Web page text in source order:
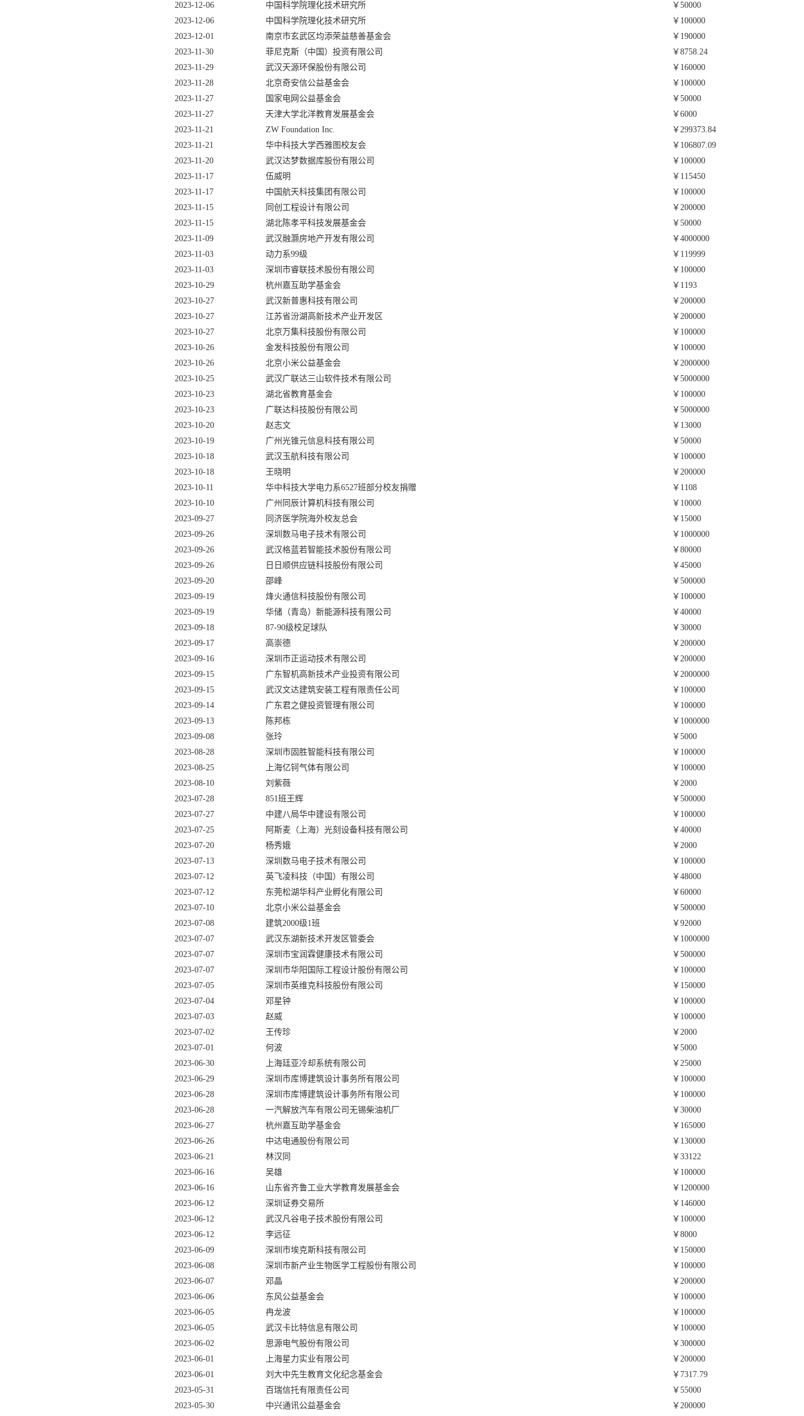
2023-12-06
中国科学院理化技术研究所
￥50000
2023-12-06
中国科学院理化技术研究所
￥100000
2023-12-01
南京市玄武区均添荣益慈善基金会
￥190000
2023-11-30
菲尼克斯（中国）投资有限公司
￥8758.24
2023-11-29
武汉天源环保股份有限公司
￥160000
2023-11-28
北京奇安信公益基金会
￥100000
2023-11-27
国家电网公益基金会
￥50000
2023-11-27
天津大学北洋教育发展基金会
￥6000
2023-11-21
ZW Foundation Inc.
￥299373.84
2023-11-21
华中科技大学西雅图校友会
￥106807.09
2023-11-20
武汉达梦数据库股份有限公司
￥100000
2023-11-17
伍威明
￥115450
2023-11-17
中国航天科技集团有限公司
￥100000
2023-11-15
同创工程设计有限公司
￥200000
2023-11-15
湖北陈孝平科技发展基金会
￥50000
2023-11-09
武汉融灏房地产开发有限公司
￥4000000
2023-11-03
动力系99级
￥119999
2023-11-03
深圳市睿联技术股份有限公司
￥100000
2023-10-29
杭州嘉互助学基金会
￥1193
2023-10-27
武汉新普惠科技有限公司
￥200000
2023-10-27
江苏省汾湖高新技术产业开发区
￥200000
2023-10-27
北京万集科技股份有限公司
￥100000
2023-10-26
金发科技股份有限公司
￥100000
2023-10-26
北京小米公益基金会
￥2000000
2023-10-25
武汉广联达三山软件技术有限公司
￥5000000
2023-10-23
湖北省教育基金会
￥100000
2023-10-23
广联达科技股份有限公司
￥5000000
2023-10-20
赵志文
￥13000
2023-10-19
广州光锥元信息科技有限公司
￥50000
2023-10-18
武汉玉航科技有限公司
￥100000
2023-10-18
王晓明
￥200000
2023-10-11
华中科技大学电力系6527班部分校友捐赠
￥1108
2023-10-10
广州同辰计算机科技有限公司
￥10000
2023-09-27
同济医学院海外校友总会
￥15000
2023-09-26
深圳数马电子技术有限公司
￥1000000
2023-09-26
武汉格蓝若智能技术股份有限公司
￥80000
2023-09-26
日日顺供应链科技股份有限公司
￥45000
2023-09-20
邵峰
￥500000
2023-09-19
烽火通信科技股份有限公司
￥100000
2023-09-19
华储（青岛）新能源科技有限公司
￥40000
2023-09-18
87-90级校足球队
￥30000
2023-09-17
高崇德
￥200000
2023-09-16
深圳市正运动技术有限公司
￥200000
2023-09-15
广东智机高新技术产业投资有限公司
￥2000000
2023-09-15
武汉文达建筑安装工程有限责任公司
￥100000
2023-09-14
广东君之健投资管理有限公司
￥100000
2023-09-13
陈邦栋
￥1000000
2023-09-08
张玲
￥5000
2023-08-28
深圳市固胜智能科技有限公司
￥100000
2023-08-25
上海亿钶气体有限公司
￥100000
2023-08-10
刘紫薇
￥2000
2023-07-28
851班王辉
￥500000
2023-07-27
中建八局华中建设有限公司
￥100000
2023-07-25
阿斯麦（上海）光刻设备科技有限公司
￥40000
2023-07-20
杨秀娥
￥2000
2023-07-13
深圳数马电子技术有限公司
￥100000
2023-07-12
英飞凌科技（中国）有限公司
￥48000
2023-07-12
东莞松湖华科产业孵化有限公司
￥60000
2023-07-10
北京小米公益基金会
￥500000
2023-07-08
建筑2000级1班
￥92000
2023-07-07
武汉东湖新技术开发区管委会
￥1000000
2023-07-07
深圳市宝润霖健康技术有限公司
￥500000
2023-07-07
深圳市华阳国际工程设计股份有限公司
￥100000
2023-07-05
深圳市英维克科技股份有限公司
￥150000
2023-07-04
邓星钟
￥100000
2023-07-03
赵威
￥100000
2023-07-02
王传珍
￥2000
2023-07-01
何波
￥5000
2023-06-30
上海廷亚冷却系统有限公司
￥25000
2023-06-29
深圳市库博建筑设计事务所有限公司
￥100000
2023-06-28
深圳市库博建筑设计事务所有限公司
￥100000
2023-06-28
一汽解放汽车有限公司无锡柴油机厂
￥30000
2023-06-27
杭州嘉互助学基金会
￥165000
2023-06-26
中达电通股份有限公司
￥130000
2023-06-21
林汉同
￥33122
2023-06-16
吴雄
￥100000
2023-06-16
山东省齐鲁工业大学教育发展基金会
￥1200000
2023-06-12
深圳证券交易所
￥146000
2023-06-12
武汉凡谷电子技术股份有限公司
￥100000
2023-06-12
李远征
￥8000
2023-06-09
深圳市埃克斯科技有限公司
￥150000
2023-06-08
深圳市新产业生物医学工程股份有限公司
￥100000
2023-06-07
邓晶
￥200000
2023-06-06
东风公益基金会
￥100000
2023-06-05
冉龙波
￥100000
2023-06-05
武汉卡比特信息有限公司
￥100000
2023-06-02
思源电气股份有限公司
￥300000
2023-06-01
上海星力实业有限公司
￥200000
2023-06-01
刘大中先生教育文化纪念基金会
￥7317.79
2023-05-31
百瑞信托有限责任公司
￥55000
2023-05-30
中兴通讯公益基金会 ￥200000